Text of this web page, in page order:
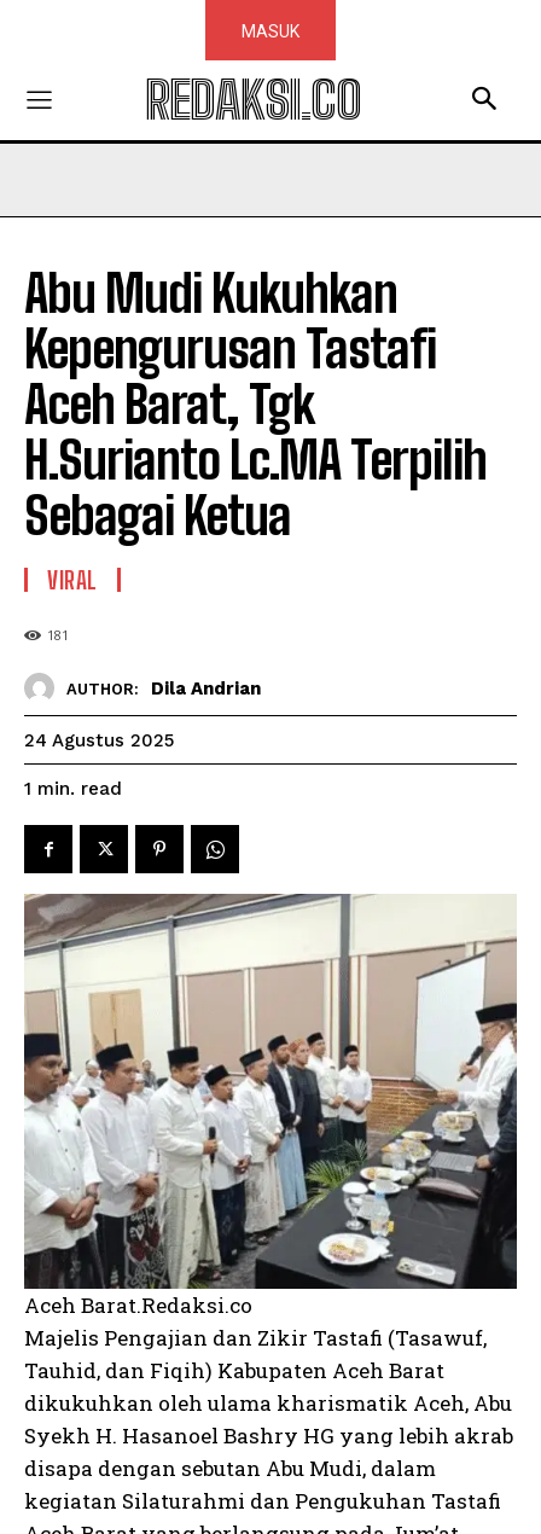
MASUK
REDAKSI.CO
Abu Mudi Kukuhkan
Kepengurusan Tastafi
Aceh Barat, Tgk
H.Surianto Lc.MA Terpilih
Sebagai Ketua
VIRAL
181
AUTHOR: Dila Andrian
24 Agustus 2025
1 min. read
Aceh Barat.Redaksi.co
Majelis Pengajian dan Zikir Tastafi (Tasawuf,
Tauhid, dan Fiqih) Kabupaten Aceh Barat
dikukuhkan oleh ulama kharismatik Aceh, Abu
Syekh H. Hasanoel Bashry HG yang lebih akrab
disapa dengan sebutan Abu Mudi, dalam
kegiatan Silaturahmi dan Pengukuhan Tastafi